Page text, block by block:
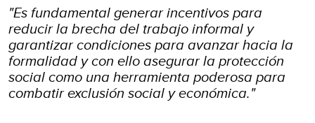
"Es fundamental generar incentivos para
reducir la brecha del trabajo informal y
garantizar condiciones para avanzar hacia la
formalidad y con ello asegurar la protección
social como una herramienta poderosa para
combatir exclusión social y económica."